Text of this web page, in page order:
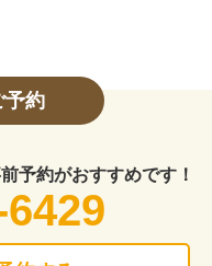
予約
予約がおすすめです！